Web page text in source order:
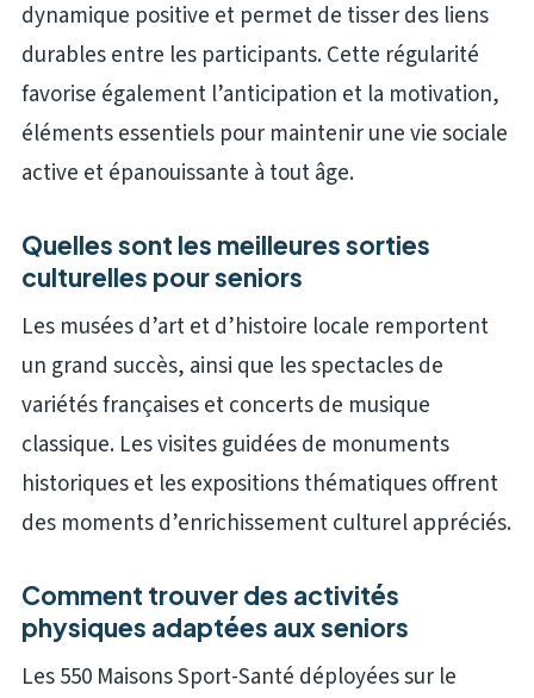
dynamique positive et permet de tisser des liens
durables entre les participants. Cette régularité
favorise également l’anticipation et la motivation,
éléments essentiels pour maintenir une vie sociale
active et épanouissante à tout âge.
Quelles sont les meilleures sorties
culturelles pour seniors
Les musées d’art et d’histoire locale remportent
un grand succès, ainsi que les spectacles de
variétés françaises et concerts de musique
classique. Les visites guidées de monuments
historiques et les expositions thématiques offrent
des moments d’enrichissement culturel appréciés.
Comment trouver des activités
physiques adaptées aux seniors
Les 550 Maisons Sport-Santé déployées sur le